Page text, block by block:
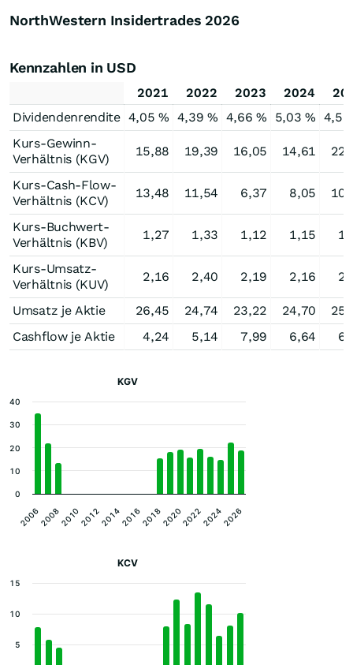
NorthWestern Insidertrades 2026
Kennzahlen in USD
2021 2022 2023 2024
Dividendenrendite 4,05 % 4,39 % 4,66 % 5,03 % 4,56
Kurs-Gewinn-
Verhältnis (KGV)
15,88 19,39 16,05 14,61
Kurs-Cash-Flow-
Verhältnis (KCV)
13,48 11,54 6,37 8,05
Kurs-Buchwert-
Verhältnis (KBV)
1,27 1,33 1,12 1,15
Kurs-Umsatz-
Verhältnis (KUV)
2,16 2,40 2,19 2,16
Umsatz je Aktie 26,45 24,74 23,22 24,70
Cashflow je Aktie
4,24 5,14 7,99 6,64
KGV
20062008201020122014201620182020202220242026
0
10
20
30
40
KCV
10
5
15